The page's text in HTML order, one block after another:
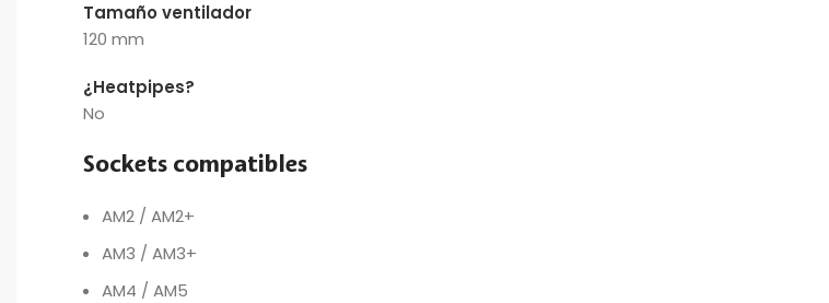
Tamaño ventilador
120 mm
¿Heatpipes?
No
Sockets compatibles
AM2 / AM2+
AM3 / AM3+
AM4 / AM5